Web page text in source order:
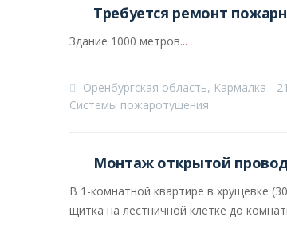
Требуется ремонт
Здание 1000 метров...
Оренбургская область, Кармалка -
Системы пожаротушения
Монтаж открытой
В 1-комнатной квартире в хрущевке
щитка на лестничной клетке до